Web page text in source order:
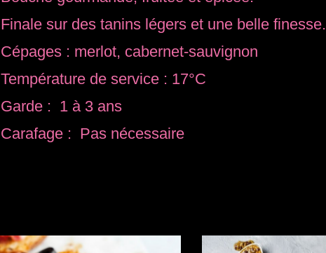
Finale sur des tanins légers et une belle finesse.
Cépages : merlot, cabernet-sauvignon
Température de service : 17°C
Garde : 1 à 3 ans
Carafage : Pas nécessaire